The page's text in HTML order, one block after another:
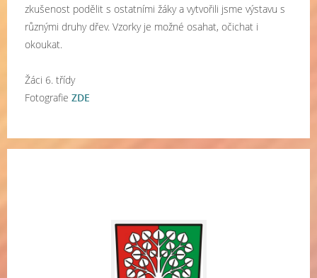
zkušenost podělit s ostatními žáky a vytvořili jsme výstavu s
různými druhy dřev. Vzorky je možné osahat, očichat i
okoukat.
Žáci 6. třídy
Fotografie ZDE